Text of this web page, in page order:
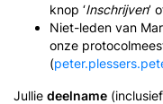
knop ‘Inschrijven’
Niet-leden van
onze
(
Jullie deelname